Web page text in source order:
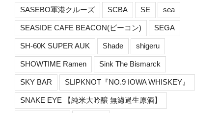
SASEBO軍港クルーズ SCBA SE sea
SEASIDE CAFE BEACON(ビーコン) SEGA
SH-60K SUPER AUK Shade shigeru
SHOWTIME Ramen Sink The Bismarck
SKY BAR SLIPKNOT『NO.9 IOWA WHISKEY』
SNAKE EYE 【純米大吟醸 無濾過生原酒】